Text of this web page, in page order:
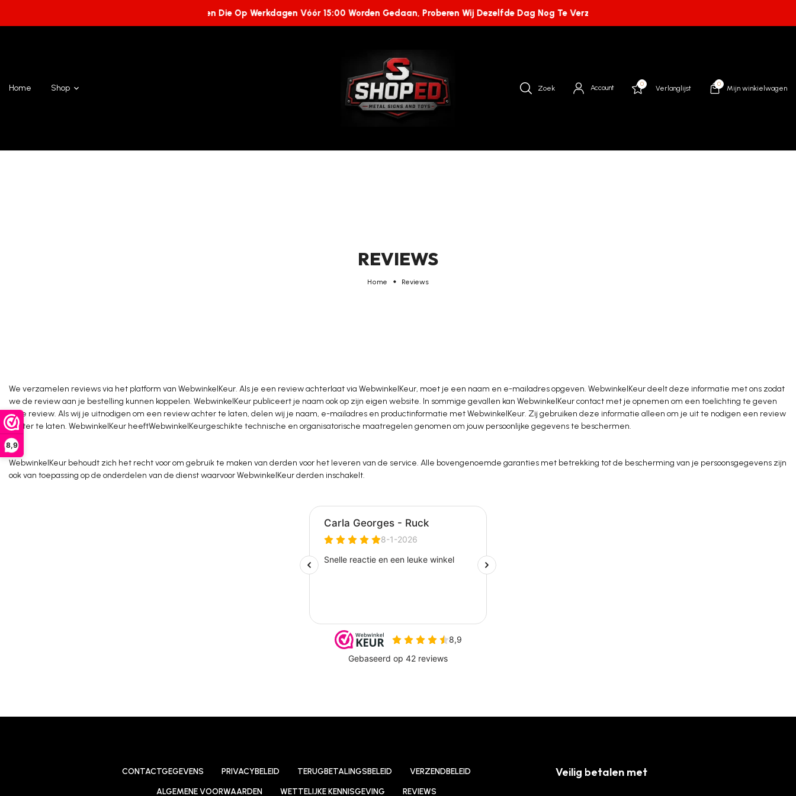
8,9
Bestellingen Die Op Werkdagen Vóór 15:00 Worden Gedaan, Proberen Wij Dezelfde Dag Nog Te Verzenden. -
Home Shop Zoek Account 0 Verlanglijst 0 Mijn winkielwagen
REVIEWS
Home Reviews
We verzamelen reviews via het platform van WebwinkelKeur. Als je een review achterlaat via WebwinkelKeur, moet je een naam en e-mailadres opgeven. WebwinkelKeur deelt deze informatie met ons zodat
we de review aan je bestelling kunnen koppelen. WebwinkelKeur publiceert je naam ook op zijn eigen website. In sommige gevallen kan WebwinkelKeur contact met je opnemen om een toelichting te geven
op je review. Als wij je uitnodigen om een review achter te laten, delen wij je naam, e-mailadres en productinformatie met WebwinkelKeur. Zij gebruiken deze informatie alleen om je uit te nodigen een review
achter te laten. WebwinkelKeur heeftWebwinkelKeurgeschikte technische en organisatorische maatregelen genomen om jouw persoonlijke gegevens te beschermen.
WebwinkelKeur behoudt zich het recht voor om gebruik te maken van derden voor het leveren van de service. Alle bovengenoemde garanties met betrekking tot de bescherming van je persoonsgegevens zijn
ook van toepassing op de onderdelen van de dienst waarvoor WebwinkelKeur derden inschakelt.
CONTACTGEGEVENS PRIVACYBELEID TERUGBETALINGSBELEID
VERZENDBELEID
ALGEMENE VOORWAARDEN
WETTELIJKE KENNISGEVING REVIEWS
Veilig betalen met